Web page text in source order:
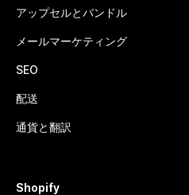
アップセルとバンドル
メールマーケティング
SEO
配送
通貨と翻訳
Shopify